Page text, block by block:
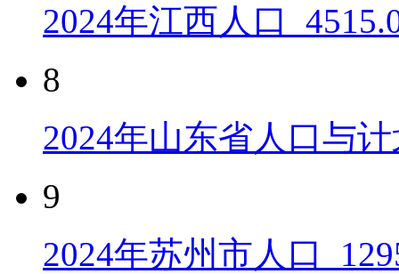
2024年江西人口
8
2024年山东省人口与
9
2024年苏州市人口